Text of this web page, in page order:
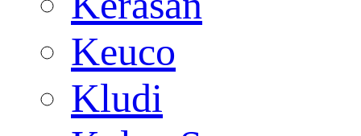
Keuco
Kludi